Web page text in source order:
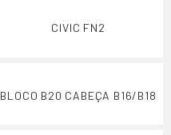
CIVIC FN2
BLOCO B20 CABEÇA B16/B18